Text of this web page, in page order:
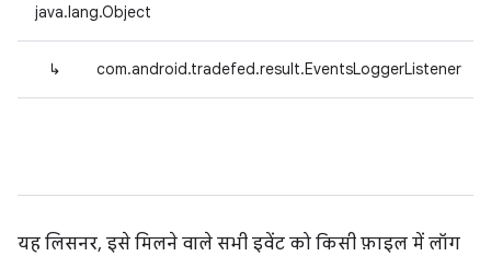
java.lang.Object
↳ com.android.tradefed.result.EventsLoggerListener
यह लिसनर, इसे मिलने वाले सभी इवेंट को किसी फ़ाइल में लॉग